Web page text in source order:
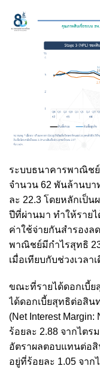
ระบบธนาคารพาณิชย์
จำนวน 62 พันล้านบา
ละ 22.3 โดยหลักเป็น
ปีที่ผ่านมา ทำให้ราย
ค่าใช้จ่ายกันสำรองล
พาณิชย์มีกำไรสุทธิ
เมื่อเทียบกับช่วงเวล
ขณะที่รายได้ดอกเบี้ย
ได้ดอกเบี้ยสุทธิต่อสิน
(Net Interest
ร้อยละ 2.88 จากไต
อัตราผลตอบแทนต่อสิ
อยู่ที่ร้อยละ 1.05 จา